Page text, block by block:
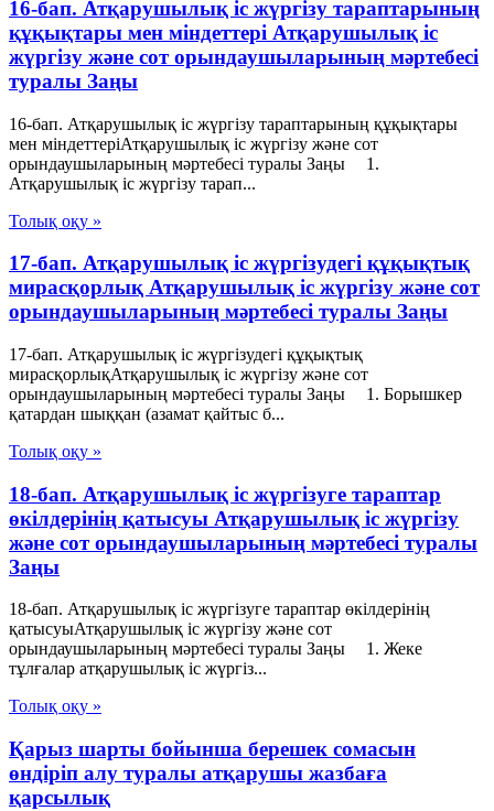
16-бап. Атқарушылық iс жүргiзу тараптарының
құқықтары мен мiндеттерi Атқарушылық iс
жүргiзу және сот орындаушыларының мәртебесi
туралы Заңы
16-бап. Атқарушылық iс жүргiзу тараптарының құқықтары
мен мiндеттерiАтқарушылық iс жүргiзу және сот
орындаушыларының мәртебесi туралы Заңы 1.
Атқарушылық iс жүргiзу тарап...
Толық оқу »
17-бап. Атқарушылық iс жүргiзудегi құқықтық
мирасқорлық Атқарушылық iс жүргiзу және сот
орындаушыларының мәртебесi туралы Заңы
17-бап. Атқарушылық iс жүргiзудегi құқықтық
мирасқорлықАтқарушылық iс жүргiзу және сот
орындаушыларының мәртебесi туралы Заңы 1. Борышкер
қатардан шыққан (азамат қайтыс б...
Толық оқу »
18-бап. Атқарушылық iс жүргiзуге тараптар
өкiлдерiнiң қатысуы Атқарушылық iс жүргiзу
және сот орындаушыларының мәртебесi туралы
Заңы
18-бап. Атқарушылық iс жүргiзуге тараптар өкiлдерiнiң
қатысуыАтқарушылық iс жүргiзу және сот
орындаушыларының мәртебесi туралы Заңы 1. Жеке
тұлғалар атқарушылық iс жүргiз...
Толық оқу »
Қарыз шарты бойынша берешек сомасын
өндіріп алу туралы атқарушы жазбаға
қарсылық